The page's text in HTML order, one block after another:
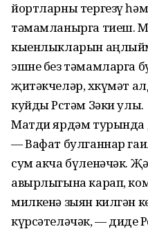
йортларны тергезү
тәмамланырга тиеш.
кыенлыкларын
эшне без тәмамларга
җитәкчеләр, хөкүмәт
куйды Рөстәм Зәки улы.
Матди ярдәм турында
— Вафат булганнар
сум акча бүленәчәк.
авырлыгына карап,
милкенә зыян килгән
күрсәтеләчәк, — диде